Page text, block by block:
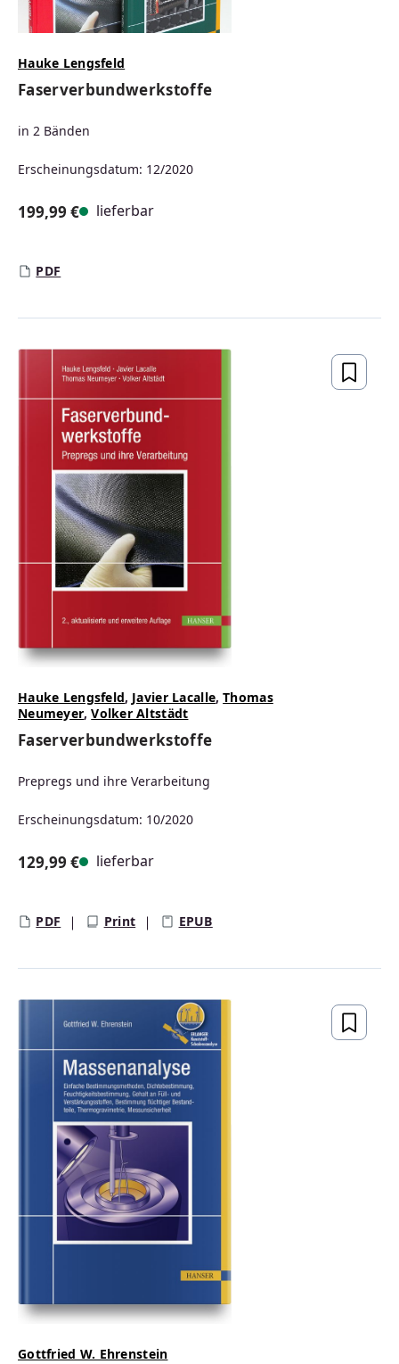
Hauke Lengsfeld
Faserverbundwerkstoffe
in 2 Bänden
Erscheinungsdatum: 12/2020
199,99 € lieferbar
PDF
Hauke Lengsfeld, Javier Lacalle,Thomas
Neumeyer,Volker Altstädt
Faserverbundwerkstoffe
Prepregs und ihre Verarbeitung
Erscheinungsdatum: 10/2020
129,99 € lieferbar
PDF Print EPUB
Gottfried W. Ehrenstein